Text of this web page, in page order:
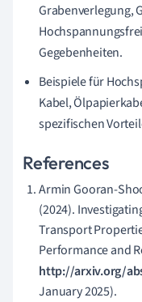
Grabenverlegung,
Gegebenheiten.
Beispiele für
Kabel,
spezifischen
References
Armin Gooran-
(2024).
Transport
Performance and
http://arxiv.org/
January 2025).